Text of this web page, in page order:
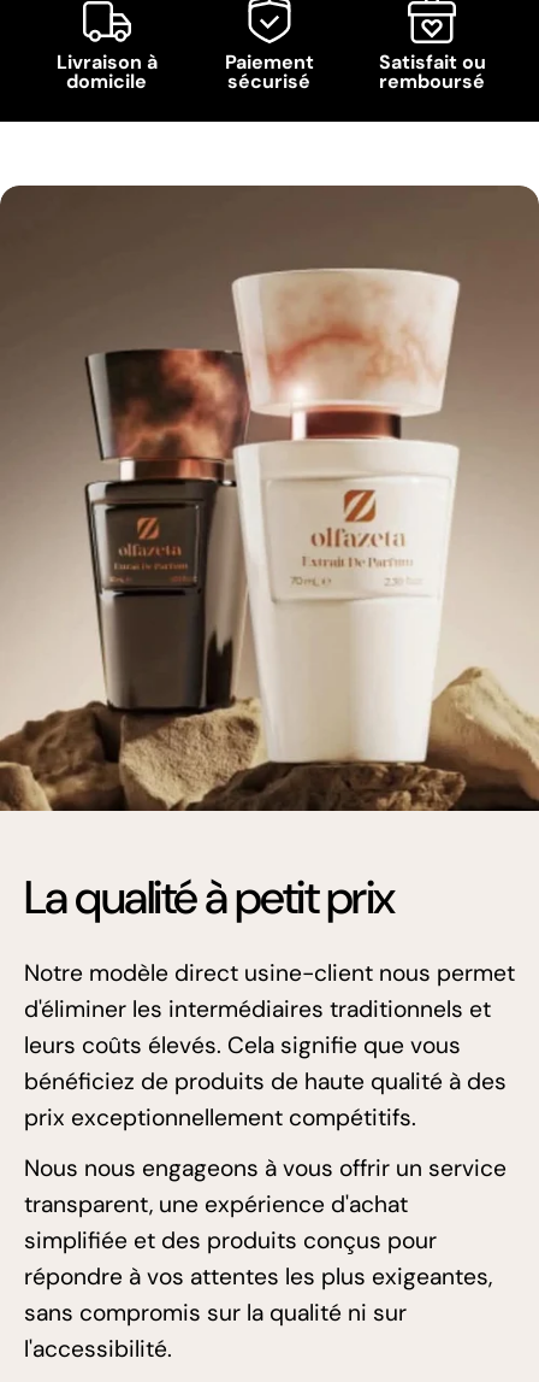
Livraison à
domicile
Paiement
sécurisé
Satisfait ou
remboursé
La qualité à petit prix
Notre modèle direct usine-client nous permet
d'éliminer les intermédiaires traditionnels et
leurs coûts élevés. Cela signifie que vous
bénéficiez de produits de haute qualité à des
prix exceptionnellement compétitifs.
Nous nous engageons à vous offrir un service
transparent, une expérience d'achat
simplifiée et des produits conçus pour
répondre à vos attentes les plus exigeantes,
sans compromis sur la qualité ni sur
l'accessibilité.